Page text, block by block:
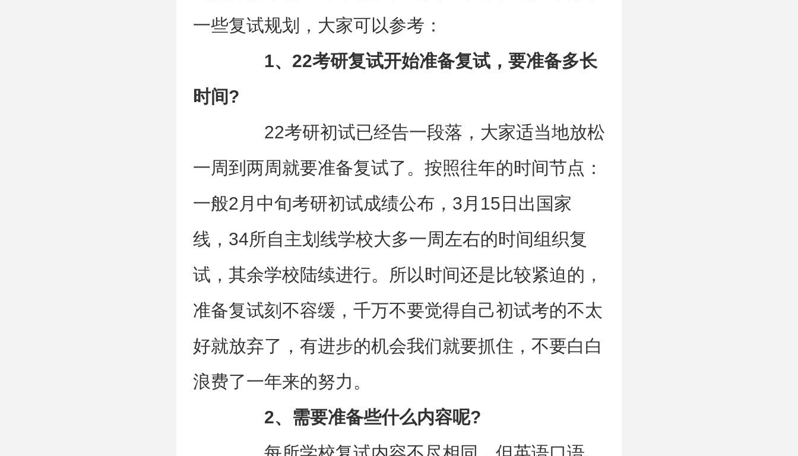
一些复试规划，大家可以参考：
1、22考研复试开始准备复试，要准备多长
时间?
22考研初试已经告一段落，大家适当地放松
一周到两周就要准备复试了。按照往年的时间节点：
一般2月中旬考研初试成绩公布，3月15日出国家
线，34所自主划线学校大多一周左右的时间组织复
试，其余学校陆续进行。所以时间还是比较紧迫的，
准备复试刻不容缓，千万不要觉得自己初试考的不太
好就放弃了，有进步的机会我们就要抓住，不要白白
浪费了一年来的努力。
2、需要准备些什么内容呢?